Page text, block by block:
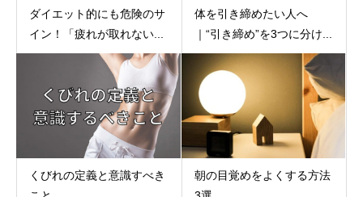
ダイエット的にも危険のサ
イン！「疲れが取れない...
体を引き締めたい人へ
｜“引き締め”を3つに分け...
くびれの定義と意識すべき
朝の目覚めをよくする方法